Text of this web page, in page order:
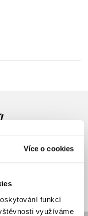
Více o cookies
funkcí
využíváme
jaké zboží je výhodná
odběru našich e-
osobních údajů
Přihlásit se